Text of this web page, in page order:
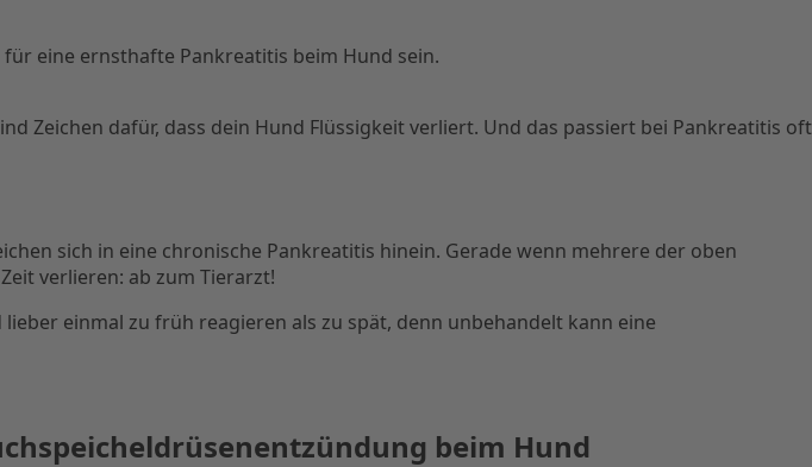
eine ernsthafte Pankreatitis beim Hund sein.
Zeichen dafür, dass dein Hund Flüssigkeit verliert. Und das passiert bei Pankreatitis oft
sich in eine chronische Pankreatitis hinein. Gerade wenn mehrere der oben
verlieren: ab zum Tierarzt!
einmal zu früh reagieren als zu spät, denn unbehandelt kann eine
beim Hund